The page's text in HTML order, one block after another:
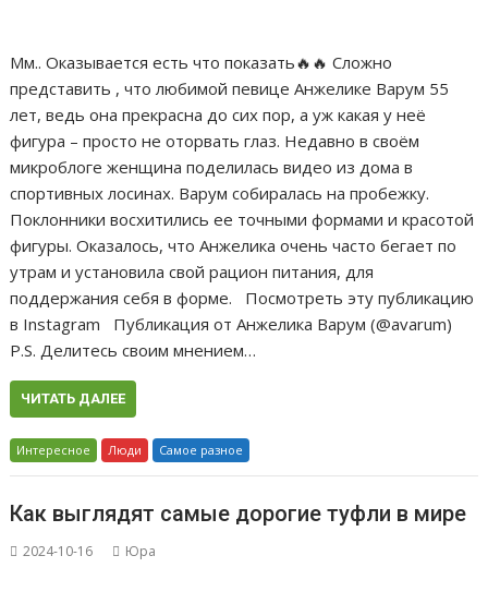
Мм.. Оказывается есть что показать🔥🔥 Сложно
представить , что любимой певице Анжелике Варум 55
лет, ведь она прекрасна до сих пор, а уж какая у неё
фигура – просто не оторвать глаз. Недавно в своём
микроблоге женщина поделилась видео из дома в
спортивных лосинах. Варум собиралась на пробежку.
Поклонники восхитились ее точными формами и красотой
фигуры. Оказалось, что Анжелика очень часто бегает по
утрам и установила свой рацион питания, для
поддержания себя в форме. Посмотреть эту публикацию
в Instagram Публикация от Анжелика Варум (@avarum)
P.S. Делитесь своим мнением…
ЧИТАТЬ ДАЛЕЕ
Интересное Люди Самое разное
Как выглядят самые дорогие туфли в мире
2024-10-16 Юра